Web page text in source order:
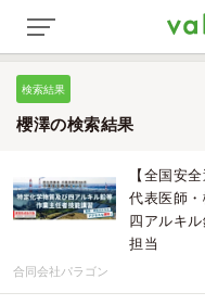
検索結果
櫻澤の検索結果
【全国安
代表医師
四アルキ
担当
合同会社パラゴン